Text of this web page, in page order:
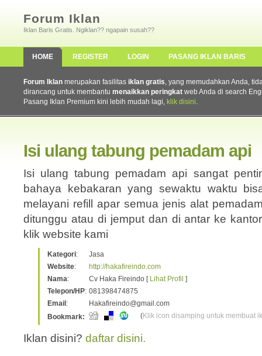
Forum Iklan
Iklan Baris Gratis. Ngiklan?? ngapain susah??
HOME REGISTER LOGIN PASANG IKLAN BARIS
Forum Iklan merupakan fasilitas iklan gratis, yang memudahkan Anda,
dirancang untuk membantu menaikkan peringkat web Anda di search
Pasang Iklan Premium kini lebih mudah lagi, klik disini.
Isi ulang tabung pemadam api
Isi ulang tabung pemadam api sangat
bahaya kebakaran yang sewaktu waktu
melayani refill apar semua jenis alat
ditunggu atau di jemput dan di antar ke
klik website kami
Kategori:
Jasa
Website:
http://hakafireindo.com
Nama: Cv Haka Fireindo [ Lihat Profil ]
Telepon/HP: 081398474875
Email :
Hakafireindo@gmail.com
Bookmark:
(Klik icon disamping untuk membuat
Iklan disini? daftar disini.